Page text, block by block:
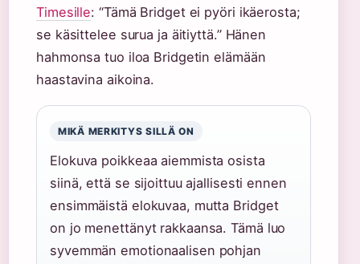
Timesille: “Tämä Bridget ei pyöri ikäerosta;
se käsittelee surua ja äitiyttä.” Hänen
hahmonsa tuo iloa Bridgetin elämään
haastavina aikoina.
MIKÄ MERKITYS SILLÄ ON
Elokuva poikkeaa aiemmista osista
siinä, että se sijoittuu ajallisesti ennen
ensimmäistä elokuvaa, mutta Bridget
on jo menettänyt rakkaansa. Tämä luo
syvemmän emotionaalisen pohjan